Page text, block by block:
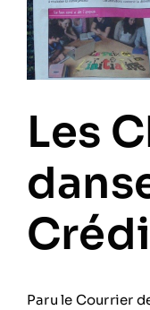
Les
Paru le Courrier